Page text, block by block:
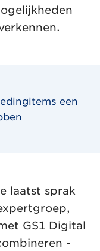
een
laatst sprak
GS1 Digital
-